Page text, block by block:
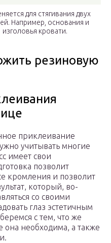
для стягивания двух
Например, основания и
изголовья кровати.
резиновую
приклеивание
учитывать многие
имеет свои
позволит
кромления и позволит
который, во-
со своими
глаз эстетичным
с тем, что же
она необходима, а также